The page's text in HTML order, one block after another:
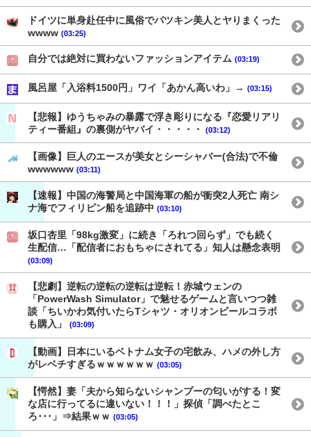
ドイツに単身赴任中に風俗でパツキン美人とヤりまくった
wwww (03:25)
自分では絶対に買わないファッションアイテム (03:19)
風呂屋「入浴料1500円」ワイ「あかん高いわ」→ (03:15)
【悲報】ゆうちゃみの暴露で浮き彫りになる『恋愛リアリ
ティー番組』の裏側がヤバイ・・・・・
(03:12)
【画像】巨人のエースが美女とシーシャバー(合法)で不倫
wwwwww (03:11)
【速報】中国の海警局と中国海軍の船が衝突2人死亡 南シ
ナ海でフィリピン船を追跡中 (03:10)
坂口杏里「98kg激変」に続き「ろれつ回らず」でも続く
生配信…「配信者におもちゃにされてる」知人は懸念表明
(03:09)
【悲劇】逆転の逆転の逆転は逆転！赤城ウェンの
「PowerWash Simulator」で魅せるゲームと言いつつ雑
談「ちいかわ気付いたらTシャツ・オリオンビールコラボ
も購入」
(03:09)
【動画】日本にいるベトナム女子の宅飲み、ハメの外し方
がレベチすぎるｗｗｗｗｗｗ (03:05)
【愕然】妻「夫から知らないシャンプーの匂いがする！変
な店に行ってるに違いない！！！」探偵「調べたとこ
ろ･･･」⇒結果ｗｗ (03:05)